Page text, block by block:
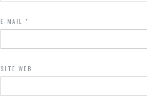
E-MAIL *
SITE WEB